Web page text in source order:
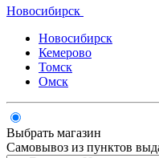
Новосибирск
Новосибирск
Кемерово
Томск
Омск
Выбрать магазин
Самовывоз из пунктов